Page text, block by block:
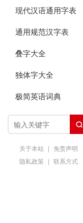
现代汉语通用字表
通用规范汉字表
叠字大全
独体字大全
极简英语词典

关于本站 | 免责声明
隐私政策 | 联系方式